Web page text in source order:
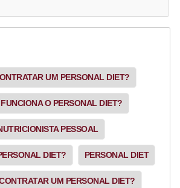
UM PERSONAL DIET?
O PERSONAL DIET?
PESSOAL
DIET? PERSONAL DIET
UM PERSONAL DIET?